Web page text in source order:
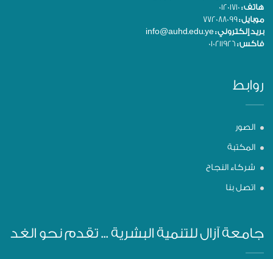
هاتف :
موبايل :
بريد إلكتروني :
فاكس :
روابط
الصور
المكتبة
شركاء النجاح
اتصل بنا
جامعة آزال للتنمية البشرية ... تقدم نحو الغد